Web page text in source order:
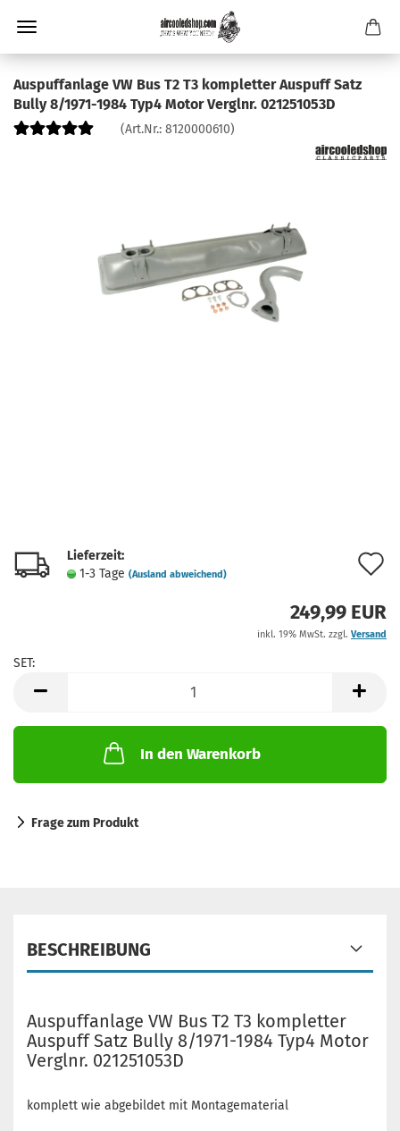
Auspuffanlage VW Bus T2 T3 kompletter Auspuff Satz
Bully 8/1971-1984 Typ4 Motor Verglnr. 021251053D
(Art.Nr.: 8120000610)
Lieferzeit:
1-3 Tage (Ausland abweichend)
249,99 EUR
inkl. 19% MwSt. zzgl. Versand
SET:
In den Warenkorb
Frage zum Produkt
BESCHREIBUNG
Auspuffanlage VW Bus T2 T3 kompletter
Auspuff Satz Bully 8/1971-1984 Typ4 Motor
Verglnr. 021251053D
komplett wie abgebildet mit Montagematerial